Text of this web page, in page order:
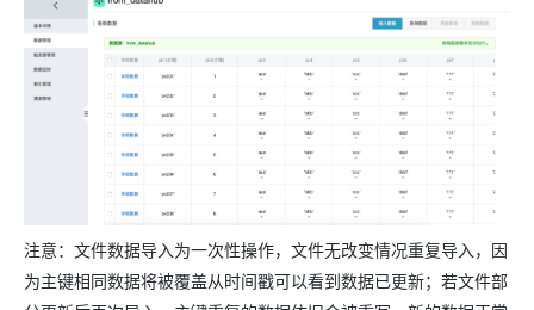
注意：文件数据导入为一次性操作，文件无改变情况重复导入，因
为主键相同数据将被覆盖从时间戳可以看到数据已更新；若文件部